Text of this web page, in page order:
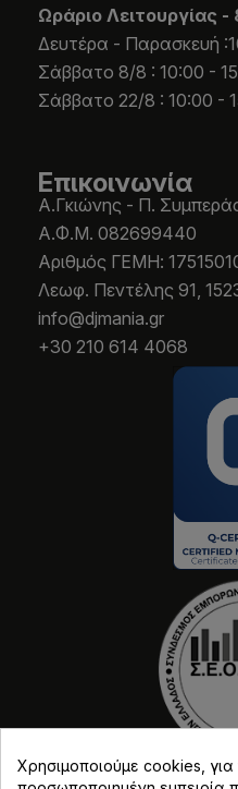
Ωράριο Λειτουργίας -
Δευτέρα - Παρασκευή
Σάββατο 8/8 : 10:00 -
Σάββατο 22/8 : 10:00 -
Επικοινωνία
Α.Γκιώνης - Π.
Α.Φ.Μ. 082699440
Aριθμός ΓΕΜΗ:
Λεωφ. Πεντέλης 91,
info@djmania.gr
+30 210 614 4068
Χρησιμοποιούμε cookies,